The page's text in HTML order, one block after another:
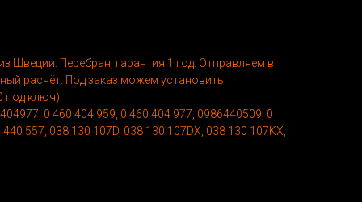
Швеции. Перебран, гарантия 1 год. Отправляем в
расчёт. Под заказ можем установить
под ключ).
0 460 404 959, 0 460 404 977, 0986440509, 0
557, 038 130 107D, 038 130 107DX, 038 130 107KX,